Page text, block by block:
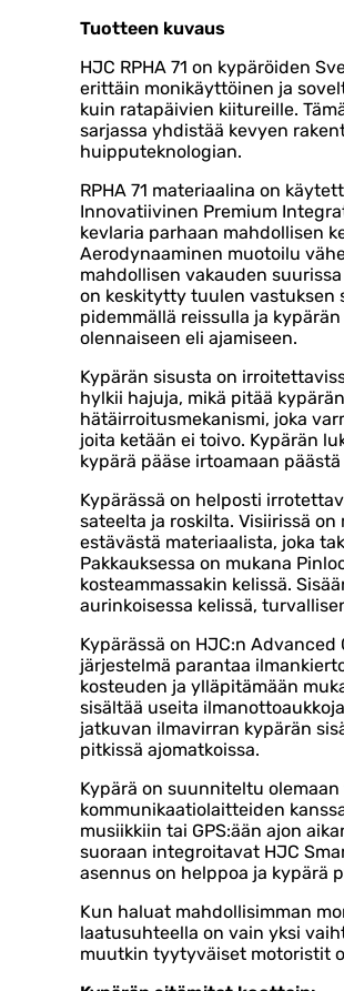
Tuotteen kuvaus
HJC RPHA 71 on kypäröiden
erittäin monikäyttöinen ja
kuin ratapäivien kiitureille.
sarjassa yhdistää kevyen
huipputeknologian.
RPHA 71 materiaalina on
Innovatiivinen Premium
kevlaria parhaan mahdollisen
Aerodynaaminen muotoilu
mahdollisen vakauden
on keskitytty tuulen vastuksen
pidemmällä reissulla ja
olennaiseen eli ajamiseen.
Kypärän sisusta on
hylkii hajuja, mikä pitää
hätäirroitusmekanismi, joka
joita ketään ei toivo. Kypärän
kypärä pääse irtoamaan
Kypärässä on helposti
sateelta ja roskilta. Visiirissä
estävästä materiaalista, joka
Pakkauksessa on mukana
kosteammassakin kelissä.
aurinkoisessa kelissä,
Kypärässä on HJC:n Advanced
järjestelmä parantaa
kosteuden ja ylläpitämään
sisältää useita
jatkuvan ilmavirran kypärän
pitkissä ajomatkoissa.
Kypärä on suunniteltu
kommunikaatiolaitteiden
musiikkiin tai GPS:ään ajon
suoraan integroitavat HJC
asennus on helppoa ja kypärä
Kun haluat mahdollisimman
laatusuhteella on vain yksi
muutkin tyytyväiset motoristit